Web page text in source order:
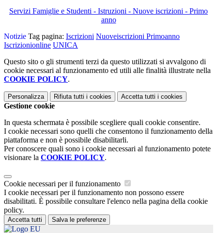
Servizi Famiglie e Studenti - Istruzioni - Nuove iscrizioni - Primo
anno
Notizie Tag pagina: Iscrizioni Nuoveiscrizioni Primoanno
Iscrizionionline UNICA
Questo sito o gli strumenti terzi da questo utilizzati si avvalgono di
cookie necessari al funzionamento ed utili alle finalità illustrate nella
COOKIE POLICY.
Personalizza Rifiuta tutti i cookies Accetta tutti i cookies
Gestione cookie
In questa schermata è possibile scegliere quali cookie consentire.
I cookie necessari sono quelli che consentono il funzionamento della
piattaforma e non è possibile disabilitarli.
Per conoscere quali sono i cookie necessari al funzionamento potete
visionare la COOKIE POLICY.
Cookie necessari per il funzionamento
I cookie necessari per il funzionamento non possono essere
disabilitati. È possibile consultare l'elenco nella pagina della cookie
policy.
Accetta tutti Salva le preferenze